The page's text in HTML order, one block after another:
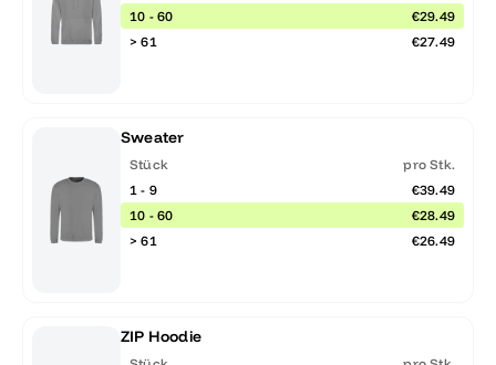
10 - 60
€29.49
> 61
€27.49
Sweater
Stück
pro Stk.
1 - 9
€39.49
10 - 60
€28.49
> 61
€26.49
ZIP Hoodie